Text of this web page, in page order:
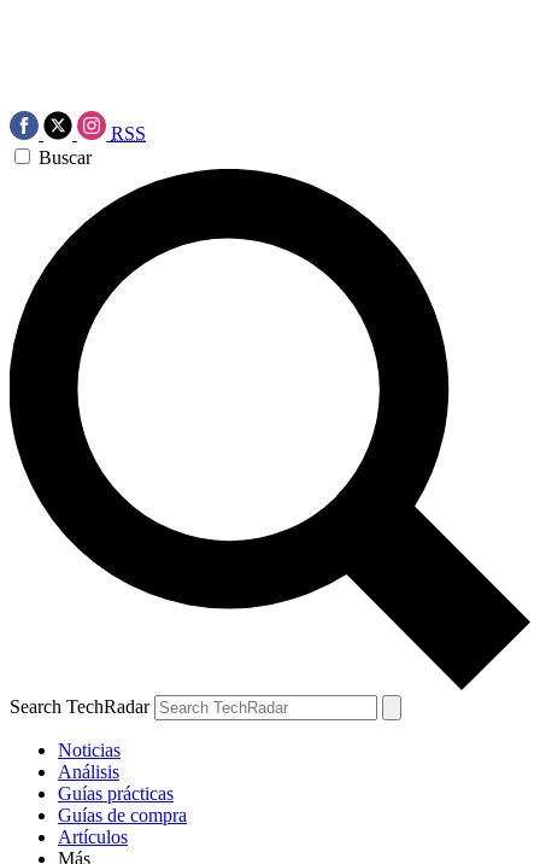
RSS
Buscar
Search TechRadar
Noticias
Análisis
Guías prácticas
Guías de compra
Artículos
Más